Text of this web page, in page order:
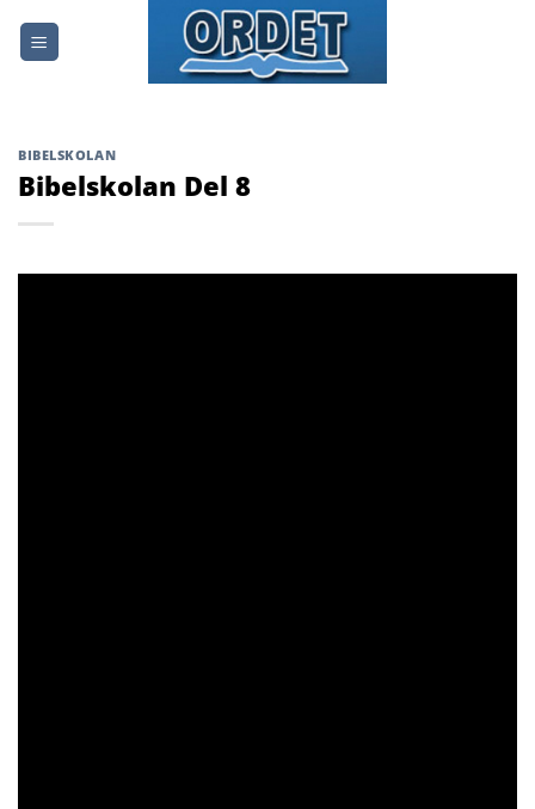
BIBELSKOLAN
Bibelskolan Del 8